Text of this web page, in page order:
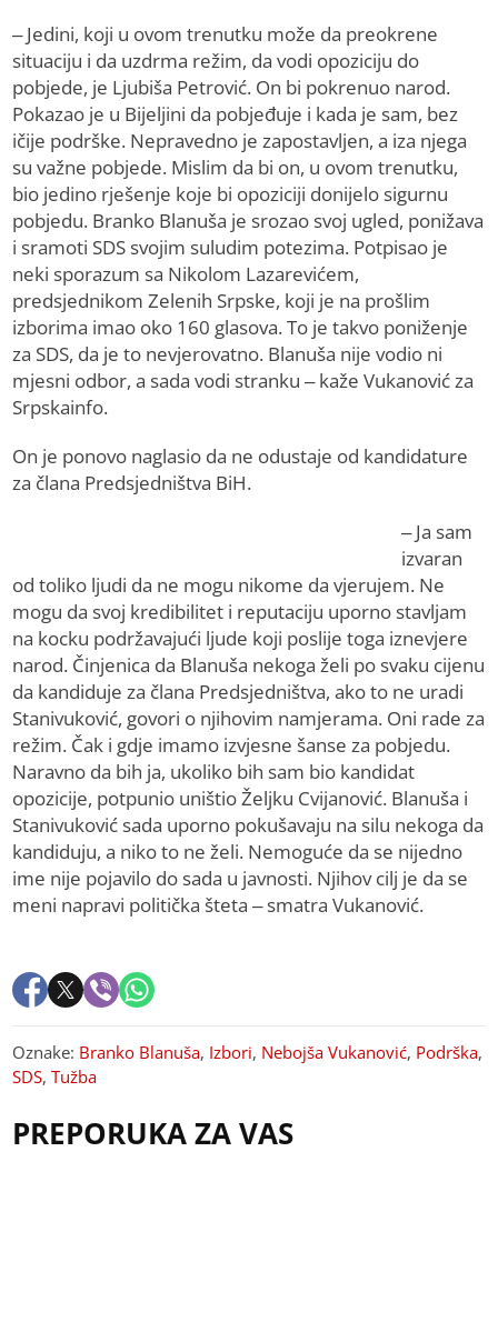
– Jedini, koji u ovom trenutku može da preokrene
situaciju i da uzdrma režim, da vodi opoziciju do
pobjede, je Ljubiša Petrović. On bi pokrenuo narod.
Pokazao je u Bijeljini da pobjeđuje i kada je sam, bez
ičije podrške. Nepravedno je zapostavljen, a iza njega
su važne pobjede. Mislim da bi on, u ovom trenutku,
bio jedino rješenje koje bi opoziciji donijelo sigurnu
pobjedu. Branko Blanuša je srozao svoj ugled, ponižava
i sramoti SDS svojim suludim potezima. Potpisao je
neki sporazum sa Nikolom Lazarevićem,
predsjednikom Zelenih Srpske, koji je na prošlim
izborima imao oko 160 glasova. To je takvo poniženje
za SDS, da je to nevjerovatno. Blanuša nije vodio ni
mjesni odbor, a sada vodi stranku – kaže Vukanović za
Srpskainfo.
On je ponovo naglasio da ne odustaje od kandidature
za člana Predsjedništva BiH.
– Ja sam
izvaran
od toliko ljudi da ne mogu nikome da vjerujem. Ne
mogu da svoj kredibilitet i reputaciju uporno stavljam
na kocku podržavajući ljude koji poslije toga iznevjere
narod. Činjenica da Blanuša nekoga želi po svaku cijenu
da kandiduje za člana Predsjedništva, ako to ne uradi
Stanivuković, govori o njihovim namjerama. Oni rade za
režim. Čak i gdje imamo izvjesne šanse za pobjedu.
Naravno da bih ja, ukoliko bih sam bio kandidat
opozicije, potpunio uništio Željku Cvijanović. Blanuša i
Stanivuković sada uporno pokušavaju na silu nekoga da
kandiduju, a niko to ne želi. Nemoguće da se nijedno
ime nije pojavilo do sada u javnosti. Njihov cilj je da se
meni napravi politička šteta – smatra Vukanović.
Oznake: Branko Blanuša, Izbori, Nebojša Vukanović, Podrška,
SDS,Tužba
PREPORUKA ZA VAS